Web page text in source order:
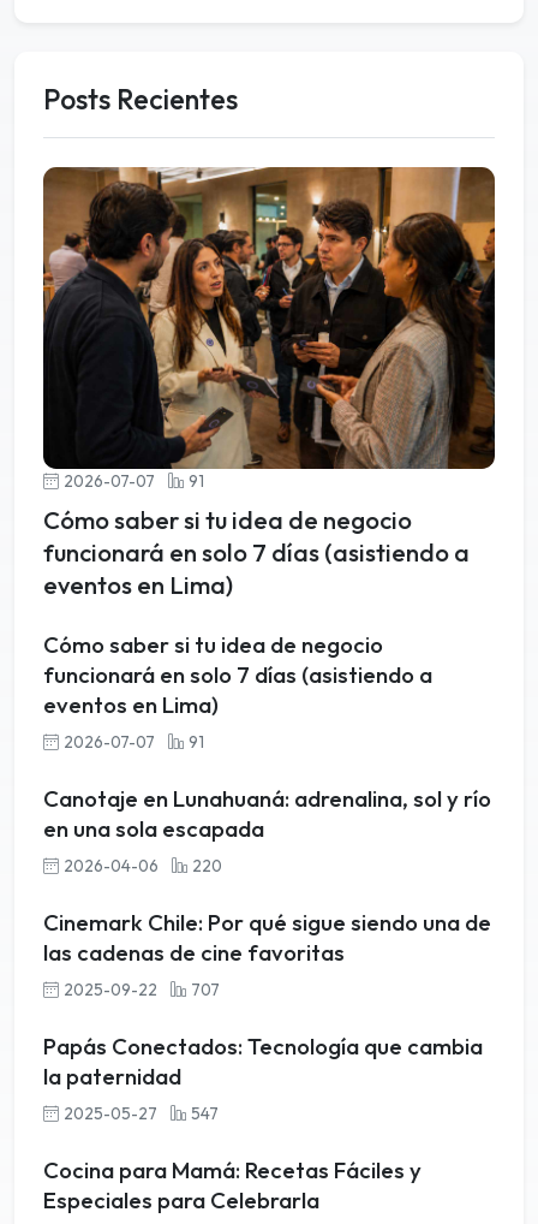
Posts Recientes
2026-07-07 91
Cómo saber si tu idea de negocio
funcionará en solo 7 días (asistiendo a
eventos en Lima)
Cómo saber si tu idea de negocio
funcionará en solo 7 días (asistiendo a
eventos en Lima)
2026-07-07 91
Canotaje en Lunahuaná: adrenalina, sol y río
en una sola escapada
2026-04-06 220
Cinemark Chile: Por qué sigue siendo una de
las cadenas de cine favoritas
2025-09-22 707
Papás Conectados: Tecnología que cambia
la paternidad
2025-05-27 547
Cocina para Mamá: Recetas Fáciles y
Especiales para Celebrarla